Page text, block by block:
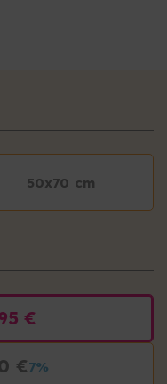
50x70 cm
€
€7%